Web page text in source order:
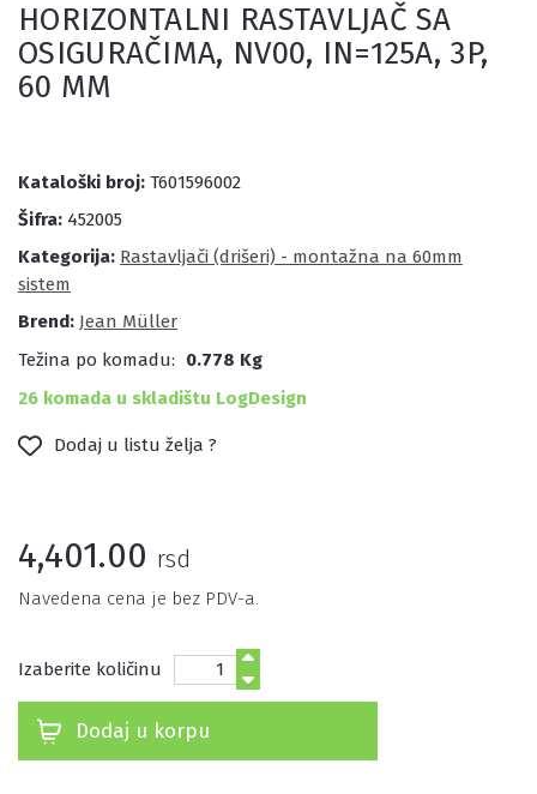
HORIZONTALNI RASTAVLJAČ SA
OSIGURAČIMA, NV00, IN=125A, 3P,
60 MM
Kataloški broj: T601596002
Šifra: 452005
Kategorija: Rastavljači (drišeri) - montažna na 60mm
sistem
Brend: Jean Müller
Težina po komadu:
0.778 Kg
26 komada u skladištu LogDesign
Dodaj u listu želja ?
4,401.00 rsd
Navedena cena je bez PDV-a.
Izaberite količinu
Dodaj u korpu